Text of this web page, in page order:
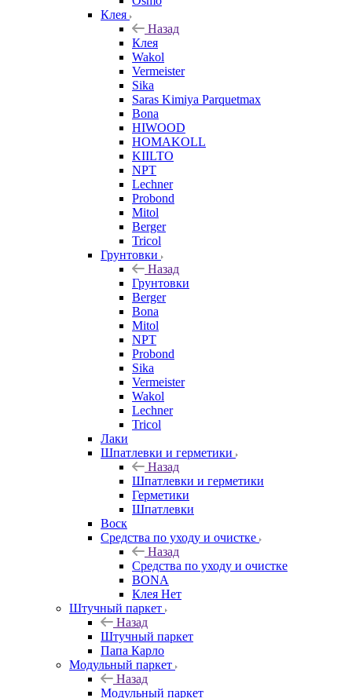
Клея
Назад
Клея
Wakol
Vermeister
Sika
Saras Kimiya Parquetmax
Bona
HIWOOD
HOMAKOLL
KIILTO
NPT
Lechner
Probond
Mitol
Berger
Tricol
Грунтовки
Назад
Грунтовки
Berger
Bona
Mitol
NPT
Probond
Sika
Vermeister
Wakol
Lechner
Tricol
Лаки
Шпатлевки и герметики
Назад
Шпатлевки и герметики
Герметики
Шпатлевки
Воск
Средства по уходу и очистке
Назад
Средства по уходу и очистке
BONA
Клея Нет
Штучный паркет
Назад
Штучный паркет
Папа Карло
Модульный паркет
Назад
Модульный паркет